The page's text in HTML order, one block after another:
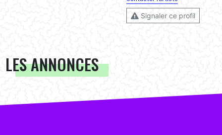
Signaler ce profil
LES ANNONCES